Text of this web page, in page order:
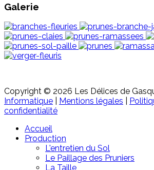
Galerie
Copyright © 2026 Les Délices de
Informatique
Mentions légales
confidentialité
Accueil
Production
L'entretien du Sol
Le Paillage des Pruniers
La Taille